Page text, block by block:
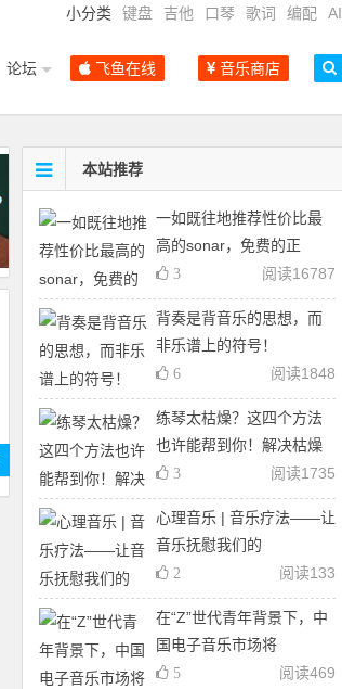
小分类 键盘 吉他 口琴 歌词 编配 AI
论坛 飞鱼在线 音乐商店
本站推荐
一如既往地推荐性价比最
高的sonar，免费的正
阅读16787
3
背奏是背音乐的思想，而
非乐谱上的符号！
阅读1848
6
练琴太枯燥？这四个方法
也许能帮到你！解决枯燥
阅读1735
3
心理音乐 | 音乐疗法——让
音乐抚慰我们的
阅读133
2
在“Z”世代青年背景下，中
国电子音乐市场将
阅读469
5